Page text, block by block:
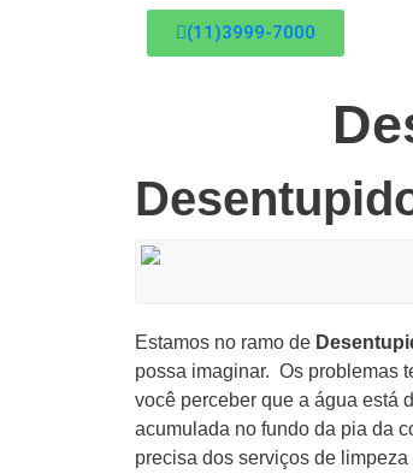
(11)3999-7000
Estamos no ramo de
possa imaginar. Os problemas
você perceber que a água está
acumulada no fundo da pia da
precisa dos serviços de limpeza